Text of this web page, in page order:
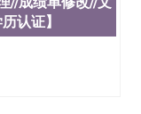
Jose State
State
State
State
Jose State
认证】